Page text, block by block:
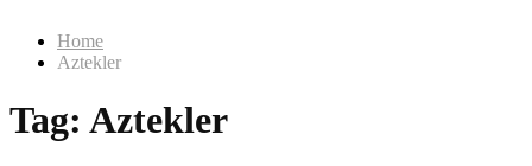
Home
Aztekler
Tag: Aztekler